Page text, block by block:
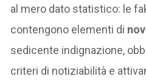
al mero dato statistico: le
contengono elementi di
sedicente indignazione,
criteri di notiziabilità e